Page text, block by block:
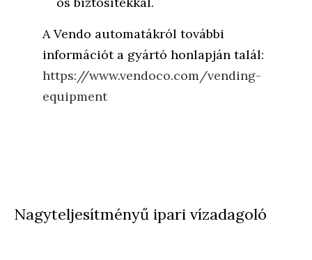
A Vendo automatákról további
információt a gyártó honlapján talál:
https://www.vendoco.com/vending-
equipment
Nagyteljesítményű ipari vízadagoló